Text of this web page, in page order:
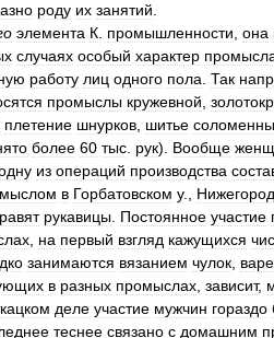
роду их занятий
элемента К промышленности она
случаях особый характер
работу лиц одного пола Так напр
промыслы кружевной
плетение шнурков шитье
более 60 тыс рук). Вообще
из операций производства
в Горбатовском у.,
рукавицы Постоянное участие
на первый взгляд кажущихся
занимаются вязанием чулок
в разных промыслах зависит,
деле участие мужчин гораздо
теснее связано с домашним